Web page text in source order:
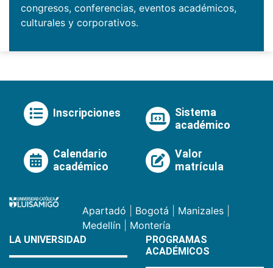
congresos, conferencias, eventos académicos,
culturales y corporativos.
Inscripciones
Sistema
académico
Calendario
académico
Valor
matrícula
Apartadó Bogotá Manizales
Medellín
Montería
LA UNIVERSIDAD
PROGRAMAS
ACADÉMICOS